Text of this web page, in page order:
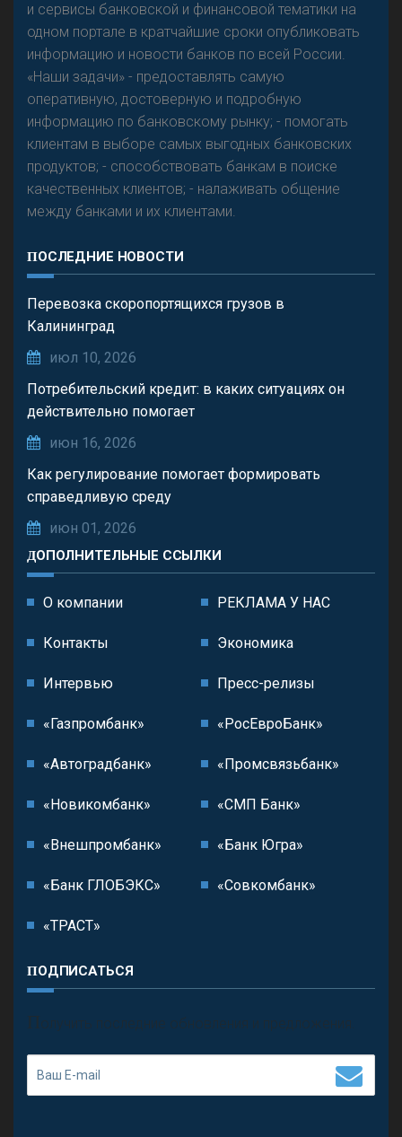
и сервисы банковской и финансовой тематики на
одном портале в кратчайшие сроки опубликовать
информацию и новости банков по всей России.
«Наши задачи» - предоставлять самую
оперативную, достоверную и подробную
информацию по банковскому рынку; - помогать
клиентам в выборе самых выгодных банковских
продуктов; - способствовать банкам в поиске
качественных клиентов; - налаживать общение
между банками и их клиентами.
ПОСЛЕДНИЕ НОВОСТИ
Перевозка скоропортящихся грузов в
Калининград
июл 10, 2026
Потребительский кредит: в каких ситуациях он
действительно помогает
июн 16, 2026
Как регулирование помогает формировать
справедливую среду
июн 01, 2026
ДОПОЛНИТЕЛЬНЫЕ ССЫЛКИ
О компании РЕКЛАМА У НАС
Контакты Экономика
Интервью Пресс-релизы
«Газпромбанк» «РосЕвроБанк»
«Автоградбанк» «Промсвязьбанк»
«Новикомбанк» «СМП Банк»
«Внешпромбанк» «Банк Югра»
«Банк ГЛОБЭКС» «Совкомбанк»
«ТРАСТ»
ПОДПИСАТЬСЯ
П олучить последние обновления и предложения.